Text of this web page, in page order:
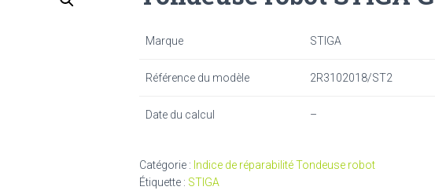
Marque STIGA
Référence du modèle 2R3102018/ST2
Date du calcul –
Catégorie : Indice de réparabilité Tondeuse robot
Étiquette : STIGA